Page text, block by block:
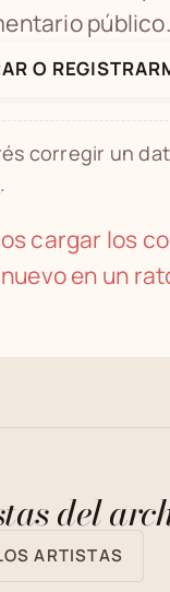
público.
O
corregir un
.
cargar los
en un
del
ARTISTAS